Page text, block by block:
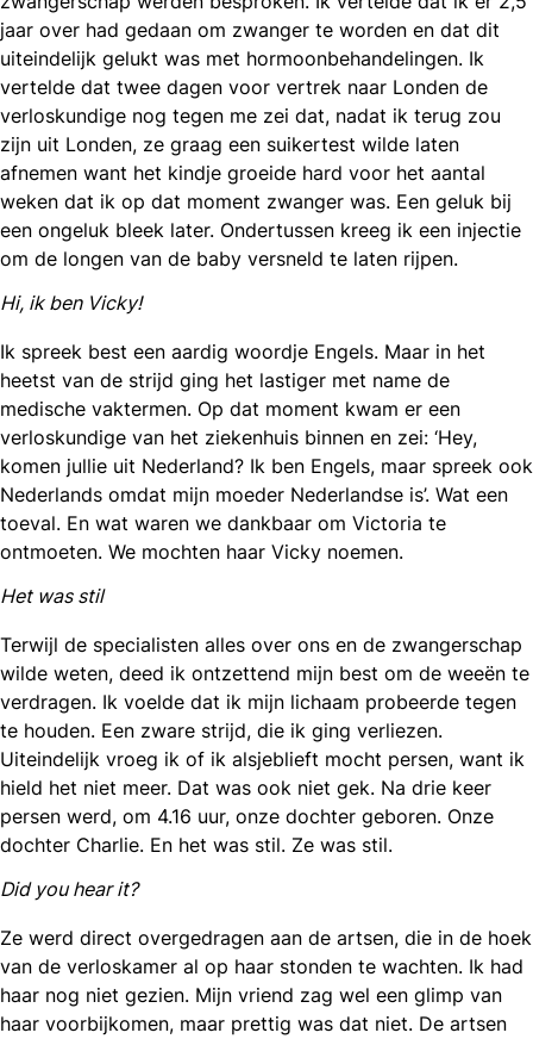
jaar over had gedaan om zwanger te worden en dat dit
uiteindelijk gelukt was met hormoonbehandelingen. Ik
vertelde dat twee dagen voor vertrek naar Londen de
verloskundige nog tegen me zei dat, nadat ik terug zou
zijn uit Londen, ze graag een suikertest wilde laten
afnemen want het kindje groeide hard voor het aantal
weken dat ik op dat moment zwanger was. Een geluk bij
een ongeluk bleek later. Ondertussen kreeg ik een injectie
om de longen van de baby versneld te laten rijpen.
Hi, ik ben Vicky!
Ik spreek best een aardig woordje Engels. Maar in het
heetst van de strijd ging het lastiger met name de
medische vaktermen. Op dat moment kwam er een
verloskundige van het ziekenhuis binnen en zei: ‘Hey,
komen jullie uit Nederland? Ik ben Engels, maar spreek ook
Nederlands omdat mijn moeder Nederlandse is’. Wat een
toeval. En wat waren we dankbaar om Victoria te
ontmoeten. We mochten haar Vicky noemen.
Het was stil
Terwijl de specialisten alles over ons en de zwangerschap
wilde weten, deed ik ontzettend mijn best om de weeën te
verdragen. Ik voelde dat ik mijn lichaam probeerde tegen
te houden. Een zware strijd, die ik ging verliezen.
Uiteindelijk vroeg ik of ik alsjeblieft mocht persen, want ik
hield het niet meer. Dat was ook niet gek. Na drie keer
persen werd, om 4.16 uur, onze dochter geboren. Onze
dochter Charlie. En het was stil. Ze was stil.
Did you hear it?
Ze werd direct overgedragen aan de artsen, die in de hoek
van de verloskamer al op haar stonden te wachten. Ik had
haar nog niet gezien. Mijn vriend zag wel een glimp van
haar voorbijkomen, maar prettig was dat niet. De artsen